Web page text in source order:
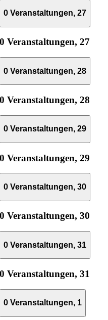
0 Veranstaltungen,27
0 Veranstaltungen,27
0 Veranstaltungen,28
0 Veranstaltungen,28
0 Veranstaltungen,29
0 Veranstaltungen,29
0 Veranstaltungen,30
0 Veranstaltungen,30
0 Veranstaltungen,31
0 Veranstaltungen,31
0 Veranstaltungen, 1